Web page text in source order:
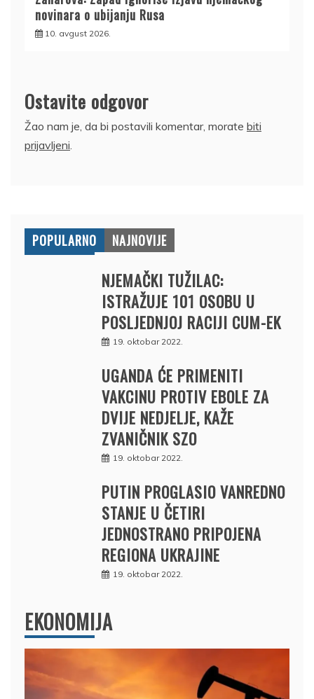
novinara o ubijanju Rusa
10. avgust 2026.
Ostavite odgovor
Žao nam je, da bi postavili komentar, morate biti
prijavljeni.
POPULARNO NAJNOVIJE
NJEMAČKI TUŽILAC:
ISTRAŽUJE 101 OSOBU U
POSLJEDNJOJ RACIJI CUM-EK
19. oktobar 2022.
UGANDA ĆE PRIMENITI
VAKCINU PROTIV EBOLE ZA
DVIJE NEDJELJE, KAŽE
ZVANIČNIK SZO
19. oktobar 2022.
PUTIN PROGLASIO VANREDNO
STANJE U ČETIRI
JEDNOSTRANO PRIPOJENA
REGIONA UKRAJINE
19. oktobar 2022.
EKONOMIJA